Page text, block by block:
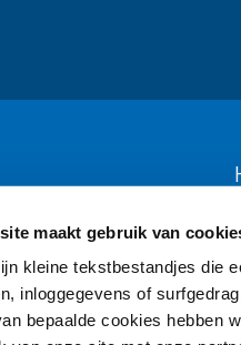
maakt gebruik van
kleine tekstbestandjes die
inloggegevens of
bepaalde cookies hebben